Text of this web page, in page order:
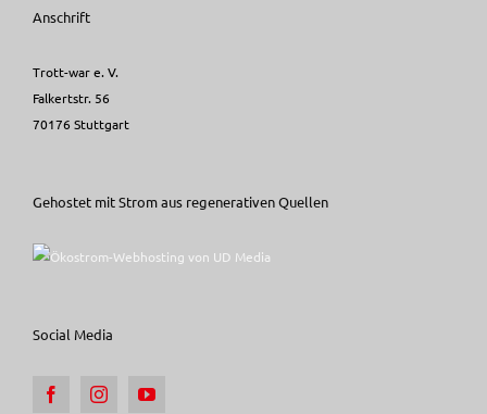
Anschrift
Trott-war e. V.
Falkertstr. 56
70176 Stuttgart
Gehostet mit Strom aus regenerativen Quellen
Social Media